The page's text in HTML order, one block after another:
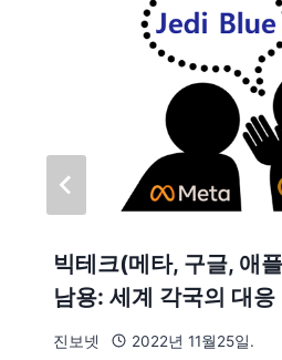
빅테크(메타, 구글, 애
남용: 세계 각국의 대응
진보넷 2022년 11월25일.